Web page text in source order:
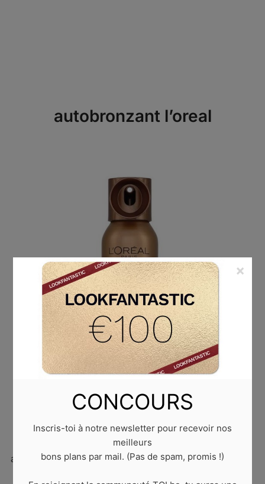
autobronzant l’oreal
autobronzant l’oreal
CONCOURS
Inscris-toi à notre newsletter pour recevoir nos
meilleurs
bons plans par mail. (Pas de spam, promis !)
×